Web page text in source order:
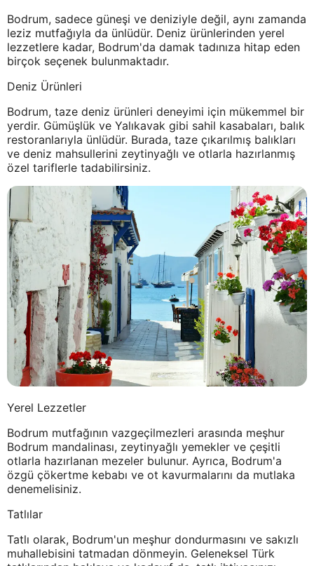
Bodrum, sadece güneşi ve deniziyle değil, aynı zamanda
leziz mutfağıyla da ünlüdür. Deniz ürünlerinden yerel
lezzetlere kadar, Bodrum'da damak tadınıza hitap eden
birçok seçenek bulunmaktadır.
Deniz Ürünleri
Bodrum, taze deniz ürünleri deneyimi için mükemmel bir
yerdir. Gümüşlük ve Yalıkavak gibi sahil kasabaları, balık
restoranlarıyla ünlüdür. Burada, taze çıkarılmış balıkları
ve deniz mahsullerini zeytinyağlı ve otlarla hazırlanmış
özel tariflerle tadabilirsiniz.
Yerel Lezzetler
Bodrum mutfağının vazgeçilmezleri arasında meşhur
Bodrum mandalinası, zeytinyağlı yemekler ve çeşitli
otlarla hazırlanan mezeler bulunur. Ayrıca, Bodrum'a
özgü çökertme kebabı ve ot kavurmalarını da mutlaka
denemelisiniz.
Tatlılar
Tatlı olarak, Bodrum'un meşhur dondurmasını ve sakızlı
muhallebisini tatmadan dönmeyin. Geleneksel Türk